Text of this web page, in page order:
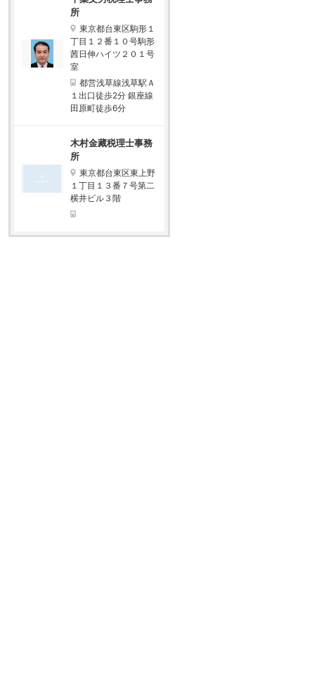
所
東京都台東区駒形１
丁目１２番１０号駒形
茜日伸ハイツ２０１号
室
都営浅草線浅草駅Ａ
１出口徒歩2分 銀座線
田原町徒歩6分
木村金藏税理士事務
所
東京都台東区東上野
１丁目１３番７号第二
横井ビル３階